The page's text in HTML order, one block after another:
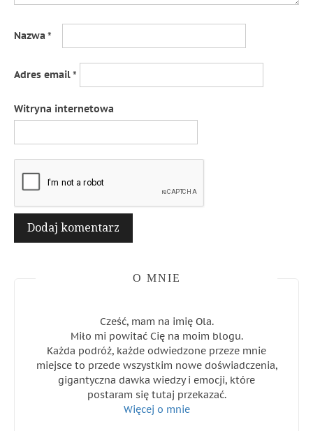
Nazwa*
Adres email*
Witryna internetowa
O MNIE
Cześć, mam na imię Ola.
Miło mi powitać Cię na moim blogu.
Każda podróż, każde odwiedzone przeze mnie
miejsce to przede wszystkim nowe doświadczenia,
gigantyczna dawka wiedzy i emocji, które
postaram się tutaj przekazać.
Więcej o mnie